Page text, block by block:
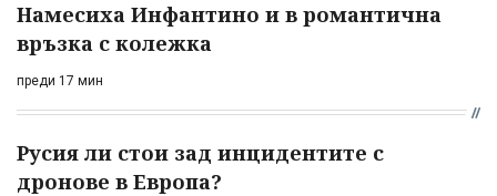
Намесиха Инфантино и в романтична
връзка с колежка
преди 17 мин
Русия ли стои зад инцидентите с
дронове в Европа?